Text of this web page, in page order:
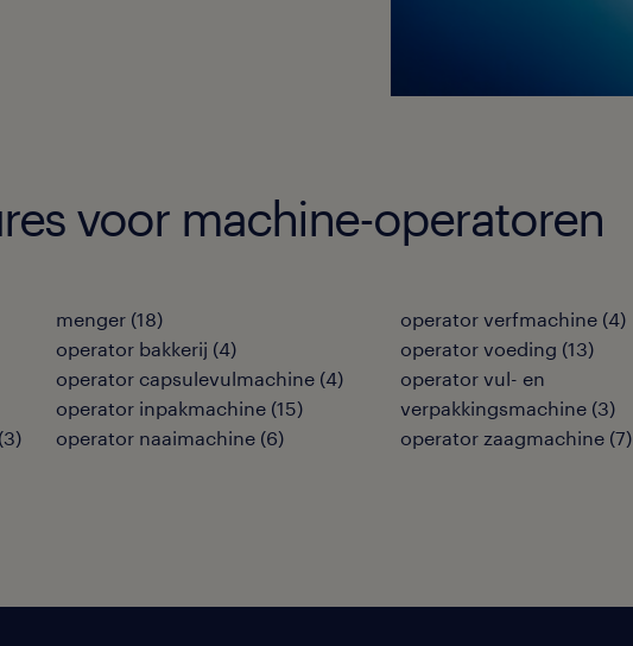
voor machine-operatoren
(3)
menger (18)
operator bakkerij (4)
operator capsulevulmachine (4)
operator inpakmachine (15)
operator naaimachine (6)
operator verfmachine (4)
operator voeding (13)
operator vul- en
verpakkingsmachine (3)
operator zaagmachine (7)